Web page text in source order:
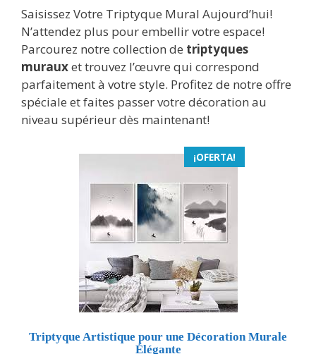
Saisissez Votre Triptyque Mural Aujourd’hui!
N’attendez plus pour embellir votre espace!
Parcourez notre collection de triptyques
murauxet trouvez l’œuvre qui correspond
parfaitement à votre style. Profitez de notre offre
spéciale et faites passer votre décoration au
niveau supérieur dès maintenant!
¡OFERTA!
Triptyque Artistique pour une Décoration Murale
Élégante